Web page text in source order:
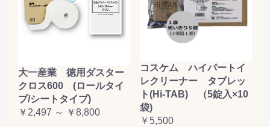
大一産業 徳用ダスター
クロス600 (ロールタイ
プ/シートタイプ)
￥2,497 ～ ￥8,800
コスケム ハイパートイ
レクリーナー タブレッ
ト(Hi-TAB) （5錠入×10
袋)
￥5,500